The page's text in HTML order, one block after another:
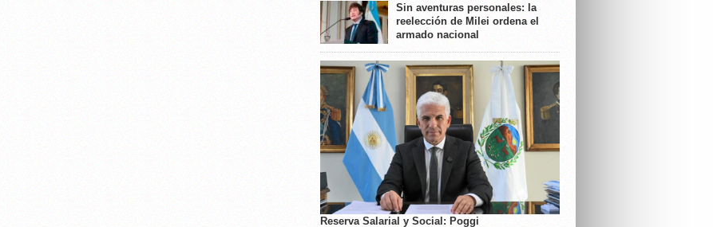
Sin aventuras personales: la
reelección de Milei ordena el
armado nacional
Reserva Salarial y Social: Poggi